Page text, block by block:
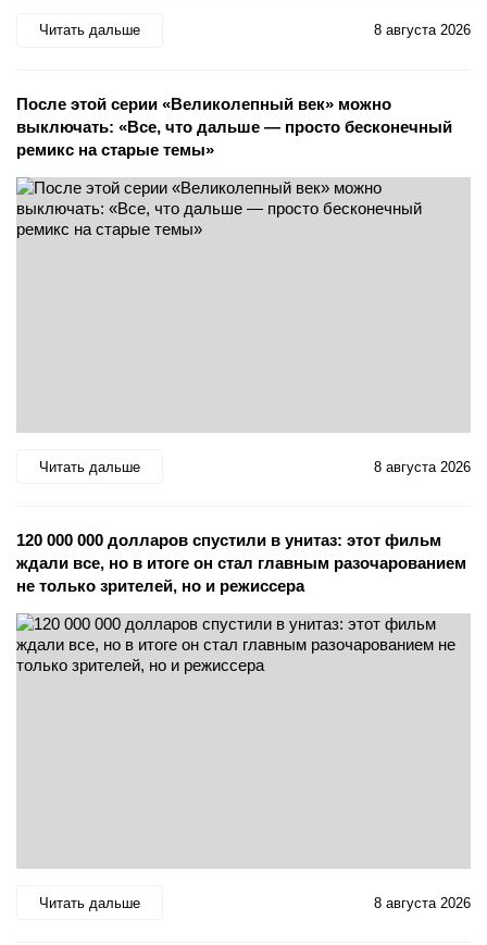
Читать дальше 8 августа 2026
После этой серии «Великолепный век» можно
выключать: «Все, что дальше — просто бесконечный
ремикс на старые темы»
Читать дальше 8 августа 2026
120 000 000 долларов спустили в унитаз: этот фильм
ждали все, но в итоге он стал главным разочарованием
не только зрителей, но и режиссера
Читать дальше 8 августа 2026